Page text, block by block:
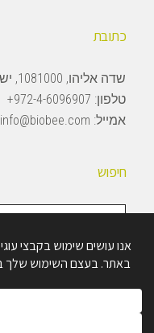
כתובת
שדה אליהו, 1081000, ישראל
טלפון: 972-4-6096907+
אמייל: info@biobee.com
חיפוש
חיפוש